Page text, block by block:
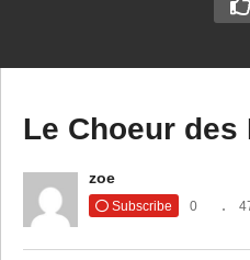
J’irai.DAT
Le Choeur des
zoe
Subscribe 0